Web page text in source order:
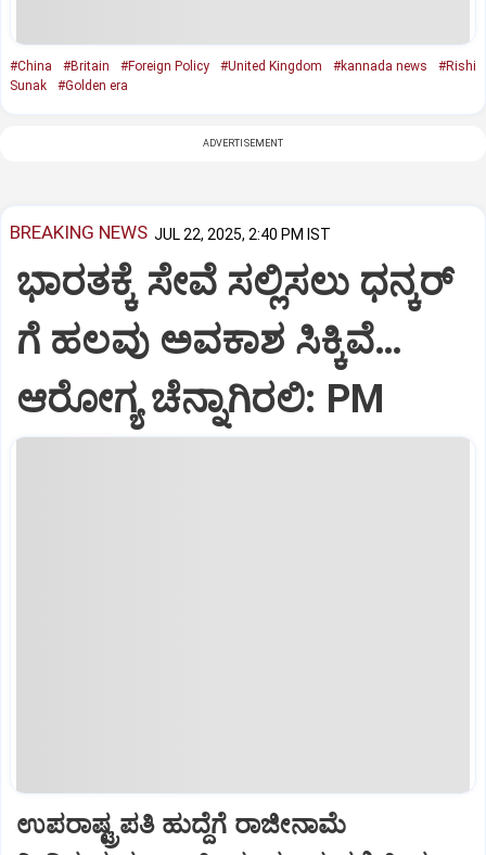
#China #Britain #Foreign Policy #United Kingdom #kannada news
#Rishi
Sunak
#Golden era
ADVERTISEMENT
BREAKING NEWS JUL 22, 2025, 2:40 PM IST
ಭಾರತಕ್ಕೆ ಸೇವೆ ಸಲ್ಲಿಸಲು ಧನ್ಕರ್‌
ಗೆ ಹಲವು ಅವಕಾಶ ಸಿಕ್ಕಿವೆ…
ಆರೋಗ್ಯ ಚೆನ್ನಾಗಿರಲಿ: PM
ಉಪರಾಷ್ಟ್ರಪತಿ ಹುದ್ದೆಗೆ ರಾಜೀನಾಮೆ